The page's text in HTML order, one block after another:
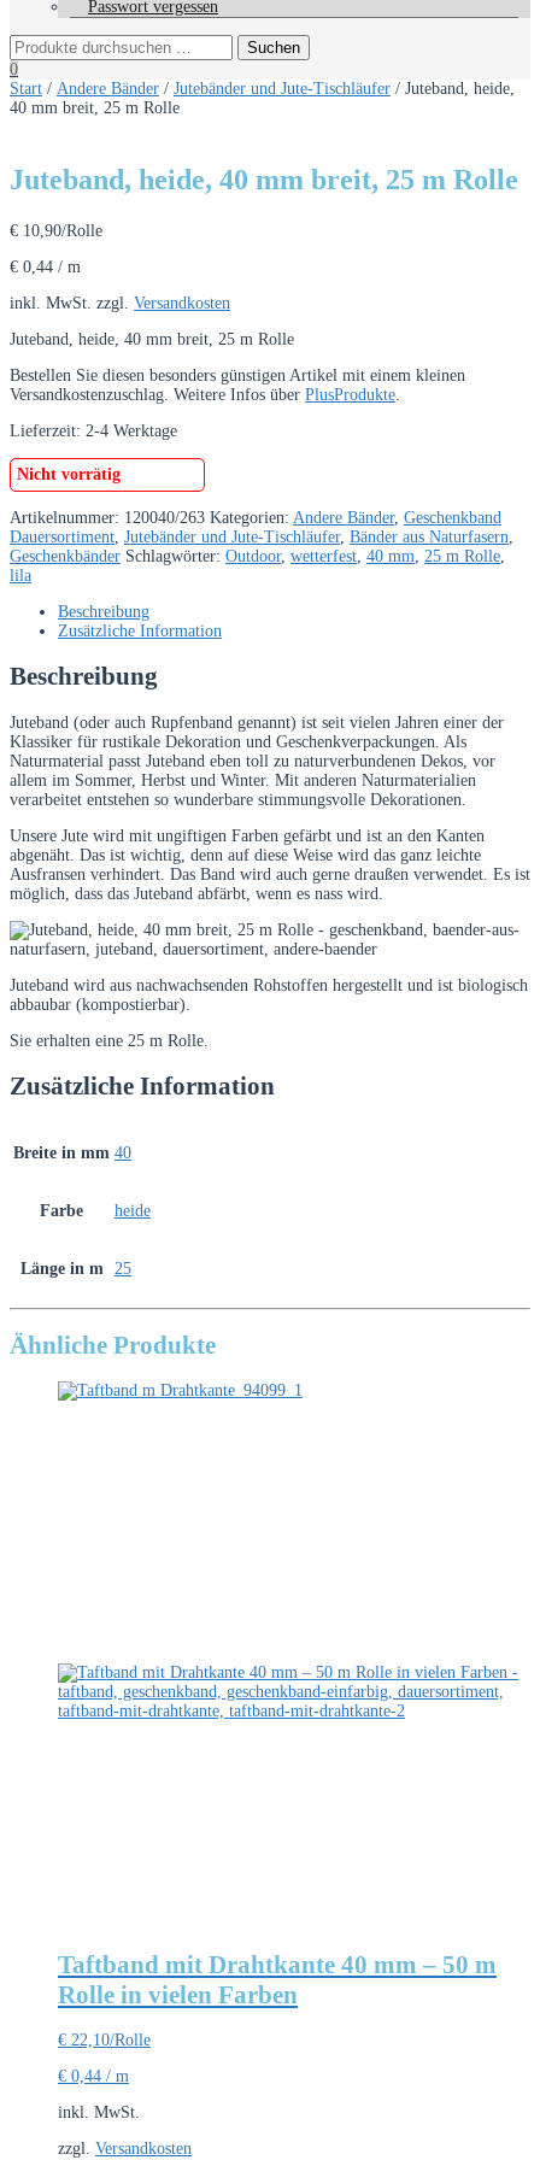
Passwort vergessen
0
Start / Andere Bänder / Jutebänder und Jute-Tischläufer / Juteband, heide,
40 mm breit, 25 m Rolle
Juteband, heide, 40 mm breit, 25 m Rolle
€ 10,90/Rolle
€ 0,44 / m
inkl. MwSt. zzgl. Versandkosten
Juteband, heide, 40 mm breit, 25 m Rolle
Bestellen Sie diesen besonders günstigen Artikel mit einem kleinen
Versandkostenzuschlag. Weitere Infos über PlusProdukte
Lieferzeit: 2-4 Werktage
Nicht vorrätig
Artikelnummer: 120040/263 Kategorien: Andere Bänder, Geschenkband
Dauersortiment Jutebänder und Jute-Tischläufer, Bänder aus Naturfasern
Geschenkbänder Schlagwörter: Outdoor, wetterfest 40 mm 25 m Rolle
lila
Beschreibung
Zusätzliche Information
Beschreibung
Juteband (oder auch Rupfenband genannt) ist seit vielen Jahren einer der
Klassiker für rustikale Dekoration und Geschenkverpackungen. Als
Naturmaterial passt Juteband eben toll zu naturverbundenen Dekos, vor
allem im Sommer, Herbst und Winter. Mit anderen Naturmaterialien
verarbeitet entstehen so wunderbare stimmungsvolle Dekorationen.
Unsere Jute wird mit ungiftigen Farben gefärbt und ist an den Kanten
abgenäht. Das ist wichtig, denn auf diese Weise wird das ganz leichte
Ausfransen verhindert. Das Band wird auch gerne draußen verwendet. Es ist
möglich, dass das Juteband abfärbt, wenn es nass wird.
Juteband wird aus nachwachsenden Rohstoffen hergestellt und ist biologisch
abbaubar (kompostierbar).
Sie erhalten eine 25 m Rolle.
Zusätzliche Information
Breite in mm 40
Farbe heide
Länge in m 25
Ähnliche Produkte
Taftband mit Drahtkante 40 mm – 50 m
Rolle in vielen Farben
€ 22,10/Rolle
€ 0,44 / m
inkl. MwSt.
zzgl. Versandkosten